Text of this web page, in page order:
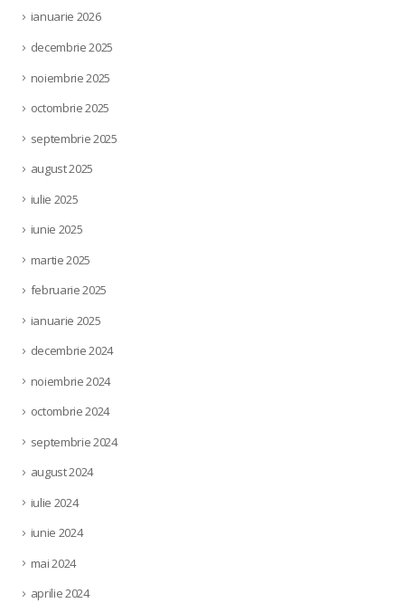
ianuarie 2026
decembrie 2025
noiembrie 2025
octombrie 2025
septembrie 2025
august 2025
iulie 2025
iunie 2025
martie 2025
februarie 2025
ianuarie 2025
decembrie 2024
noiembrie 2024
octombrie 2024
septembrie 2024
august 2024
iulie 2024
iunie 2024
mai 2024
aprilie 2024